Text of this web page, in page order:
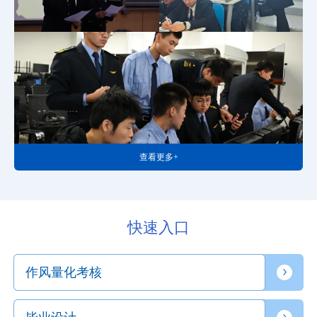
查看更多+
快速入口
作风量化考核